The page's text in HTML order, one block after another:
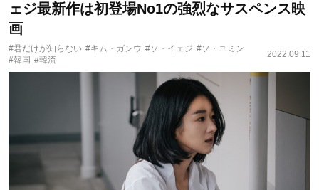
ェジ最新作は初登場No1の強烈なサスペンス映
画
#君だけが知らない #キム・ガンウ #ソ・イェジ #ソ・ユミン
#韓国 #韓流
2022.09.11